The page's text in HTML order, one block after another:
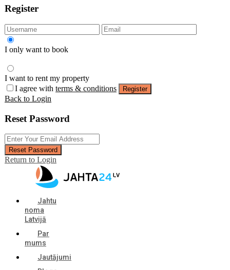
Register
I only want to book
I want to rent my property
I agree with terms & conditions Register
Back to Login
Reset Password
Reset Password
Return to Login
Jahtu
noma
Latvijā
Par
mums
Jautājumi